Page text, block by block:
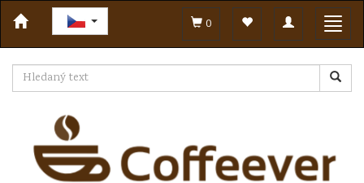
Toggle
navigation
0